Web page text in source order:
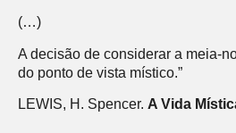
(…)
A decisão de considerar a meia-
do ponto de vista místico.”
LEWIS, H. Spencer. A Vida